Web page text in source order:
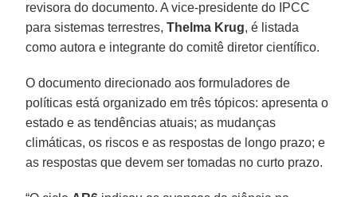
revisora do documento. A vice-presidente do IPCC
para sistemas terrestres,Thelma Krug, é listada
como autora e integrante do comitê diretor científico.
O documento direcionado aos formuladores de
políticas está organizado em três tópicos: apresenta o
estado e as tendências atuais; as mudanças
climáticas, os riscos e as respostas de longo prazo; e
as respostas que devem ser tomadas no curto prazo.